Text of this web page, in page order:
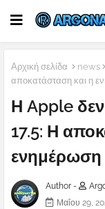
Αρχική σελίδα news
αποκατάσταση και η
Η Apple
17.5: Η
ενημέρωση
Author -
Μαΐου 29,